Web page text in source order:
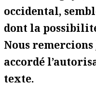
occidental,
dont la
Nous remercions
accordé
texte.